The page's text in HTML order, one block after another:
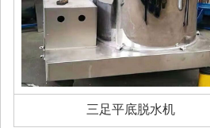
三足平底脱水机